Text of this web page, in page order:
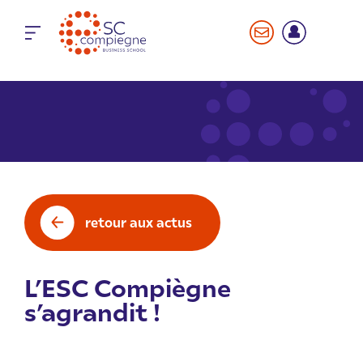
retour aux actus
L’ESC Compiègne
s’agrandit !